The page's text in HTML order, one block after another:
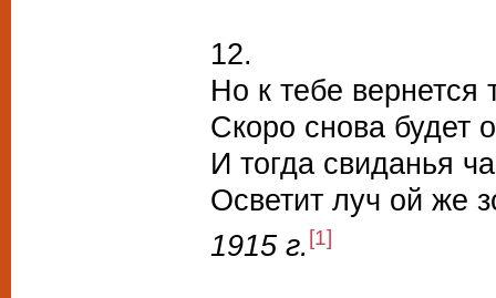
12.
Но к тебе
Скоро снова будет
И тогда свиданья
Осветит луч ой же
1915 г. [1]